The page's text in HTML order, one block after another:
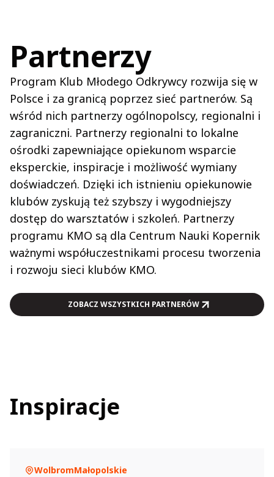
Partnerzy
Program Klub Młodego Odkrywcy rozwija się w
Polsce i za granicą poprzez sieć partnerów. Są
wśród nich partnerzy ogólnopolscy, regionalni i
zagraniczni. Partnerzy regionalni to lokalne
ośrodki zapewniające opiekunom wsparcie
eksperckie, inspiracje i możliwość wymiany
doświadczeń. Dzięki ich istnieniu opiekunowie
klubów zyskują też szybszy i wygodniejszy
dostęp do warsztatów i szkoleń. Partnerzy
programu KMO są dla Centrum Nauki Kopernik
ważnymi współuczestnikami procesu tworzenia
i rozwoju sieci klubów KMO.
ZOBACZ WSZYSTKICH PARTNERÓW
Inspiracje
WolbromMałopolskie